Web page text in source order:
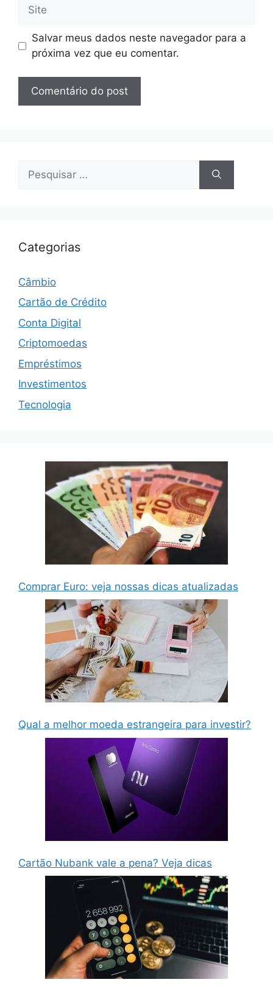
Site
Salvar meus dados neste navegador para a
próxima vez que eu comentar.
por:
Categorias
Câmbio
Cartão de Crédito
Conta Digital
Criptomoedas
Empréstimos
Investimentos
Tecnologia
Comprar Euro: veja nossas dicas atualizadas
Qual a melhor moeda estrangeira para investir?
Cartão Nubank vale a pena? Veja dicas